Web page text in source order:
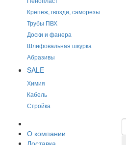
Крепеж, гвозди, саморезы
Трубы ПВХ
Доски и фанера
Шлифовальная шкурка
Абразивы
SALE
Химия
Кабель
Стройка
О компании